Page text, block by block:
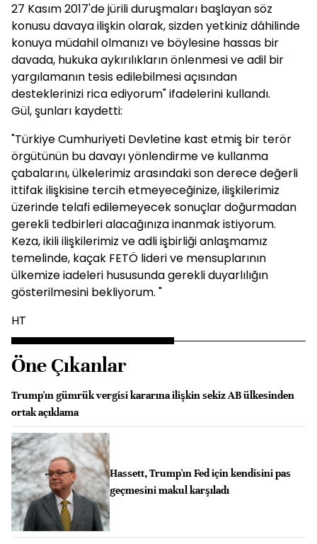
27 Kasım 2017'de jürili duruşmaları başlayan söz
konusu davaya ilişkin olarak, sizden yetkiniz dâhilinde
konuya müdahil olmanızı ve böylesine hassas bir
davada, hukuka aykırılıkların önlenmesi ve adil bir
yargılamanın tesis edilebilmesi açısından
desteklerinizi rica ediyorum" ifadelerini kullandı.
Gül, şunları kaydetti:
"Türkiye Cumhuriyeti Devletine kast etmiş bir terör
örgütünün bu davayı yönlendirme ve kullanma
çabalarını, ülkelerimiz arasındaki son derece değerli
ittifak ilişkisine tercih etmeyeceğinize, ilişkilerimiz
üzerinde telafi edilemeyecek sonuçlar doğurmadan
gerekli tedbirleri alacağınıza inanmak istiyorum.
Keza, ikili ilişkilerimiz ve adli işbirliği anlaşmamız
temelinde, kaçak FETÖ lideri ve mensuplarının
ülkemize iadeleri hususunda gerekli duyarlılığın
gösterilmesini bekliyorum. "
HT
Öne Çıkanlar
Trump'ın gümrük vergisi kararına ilişkin sekiz AB ülkesinden
ortak açıklama
Hassett, Trump'ın Fed için kendisini pas
geçmesini makul karşıladı